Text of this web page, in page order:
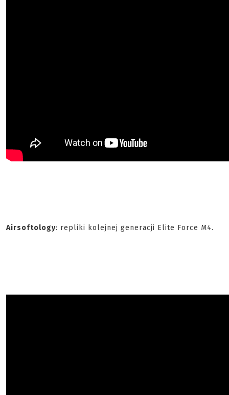
Airsoftology: repliki kolejnej generacji Elite Force M4.